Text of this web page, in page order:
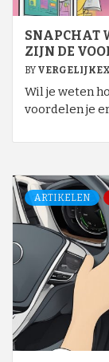
SNAPCHAT
ZIJN DE
BY
Wil je weten
voordelen je
ARTIKELEN